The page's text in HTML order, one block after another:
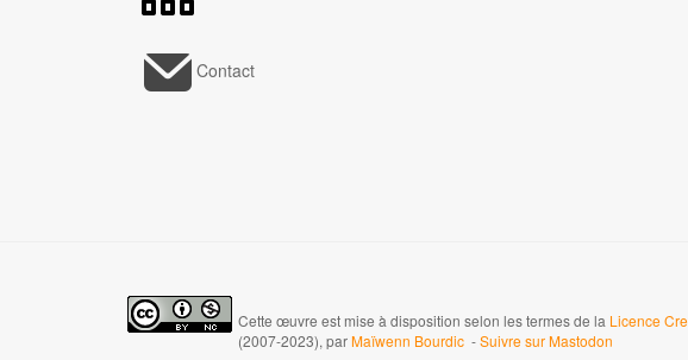
Contact
Cette œuvre est mise à disposition selon les termes de la Licence
(2007-2023), parMaïwenn Bourdic -Suivre sur Mastodon